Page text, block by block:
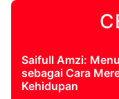
Saifull Amzi:
sebagai Cara
Kehidupan